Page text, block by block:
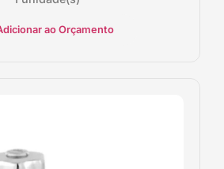
ao Orçamento